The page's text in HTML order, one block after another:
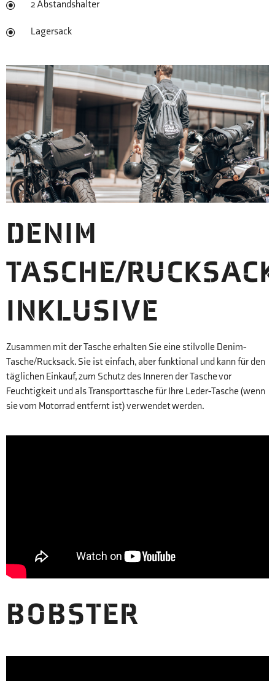
2 Abstandshalter
Lagersack
DENIM
TASCHE/
INKLUSIVE
Zusammen mit der Tasche erhalten Sie eine stilvolle Denim-
Tasche/Rucksack. Sie ist einfach, aber funktional und kann für den
täglichen Einkauf, zum Schutz des Inneren der Tasche vor
Feuchtigkeit und als Transporttasche für Ihre Leder-Tasche (wenn
sie vom Motorrad entfernt ist) verwendet werden.
BOBSTER